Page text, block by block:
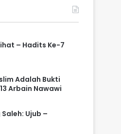
– Hadits Ke-7
Adalah Bukti
Arbain Nawawi
Ujub –